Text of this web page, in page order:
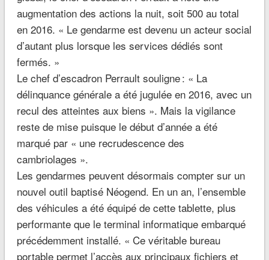
augmentation des actions la nuit, soit 500 au total
en 2016. « Le gendarme est devenu un acteur social
d’autant plus lorsque les services dédiés sont
fermés. »
Le chef d’escadron Perrault souligne : « La
délinquance générale a été jugulée en 2016, avec un
recul des atteintes aux biens ». Mais la vigilance
reste de mise puisque le début d’année a été
marqué par « une recrudescence des
cambriolages ».
Les gendarmes peuvent désormais compter sur un
nouvel outil baptisé Néogend. En un an, l’ensemble
des véhicules a été équipé de cette tablette, plus
performante que le terminal informatique embarqué
précédemment installé. « Ce véritable bureau
portable permet l’accès aux principaux fichiers et